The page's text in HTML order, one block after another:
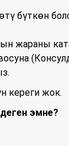
бүткөн
жараны
кереги жок.
эмне?